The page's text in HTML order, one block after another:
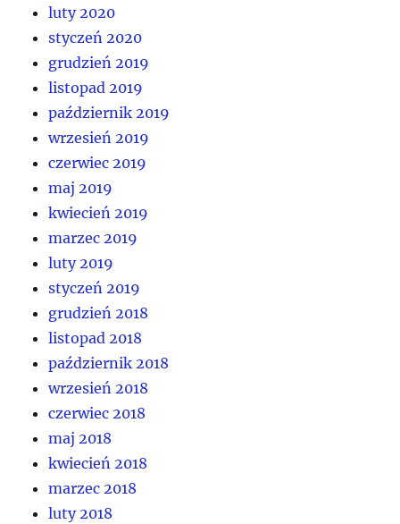
luty 2020
styczeń 2020
grudzień 2019
listopad 2019
październik 2019
wrzesień 2019
czerwiec 2019
maj 2019
kwiecień 2019
marzec 2019
luty 2019
styczeń 2019
grudzień 2018
listopad 2018
październik 2018
wrzesień 2018
czerwiec 2018
maj 2018
kwiecień 2018
marzec 2018
luty 2018